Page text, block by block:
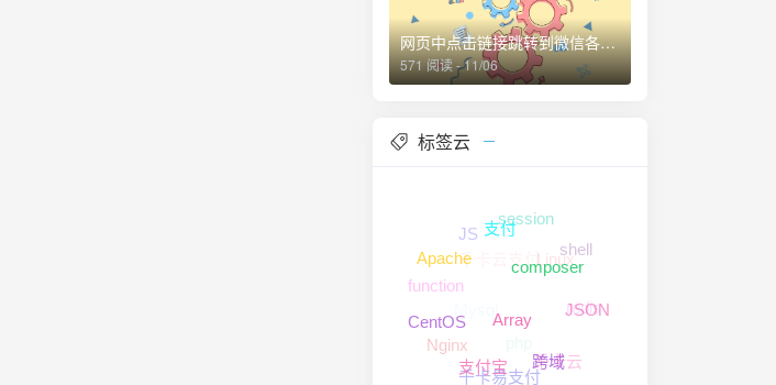
网页中点击链接跳转到微信各个界面的方法
571 阅读 - 11/06
标签云
php
千卡云支付 Linux
redis
千卡云
千卡易支付
Nginx
function
JS
session
shell
JSON
跨域
支付宝
CentOS
Apache
支付
composer
Array